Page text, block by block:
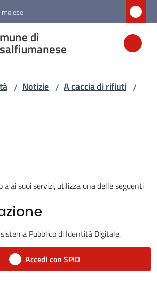
di
di
/ Notizie / A caccia di rifiuti /
a ai suoi servizi, utilizza una delle seguenti
Pubblico di Identità Digitale.
Accedi con SPID